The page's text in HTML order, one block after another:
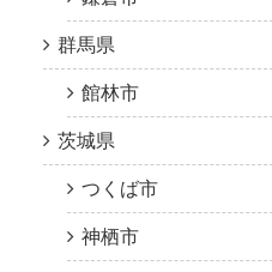
群馬県
館林市
茨城県
つくば市
神栖市